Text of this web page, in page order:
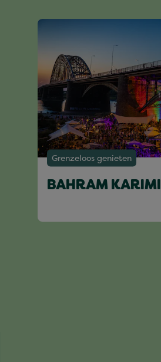
Grenzeloos genieten
BAHRAM KARIMI